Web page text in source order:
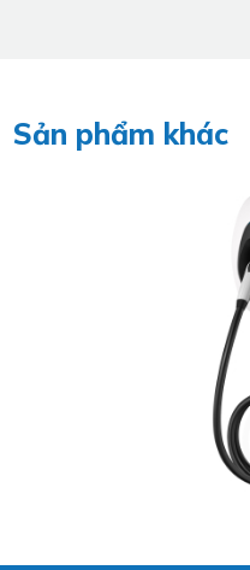
Sản phẩm khác